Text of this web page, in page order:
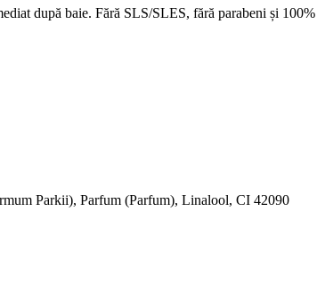
după baie. Fără SLS/SLES, fără parabeni și 100%
Parkii), Parfum (Parfum), Linalool, CI 42090